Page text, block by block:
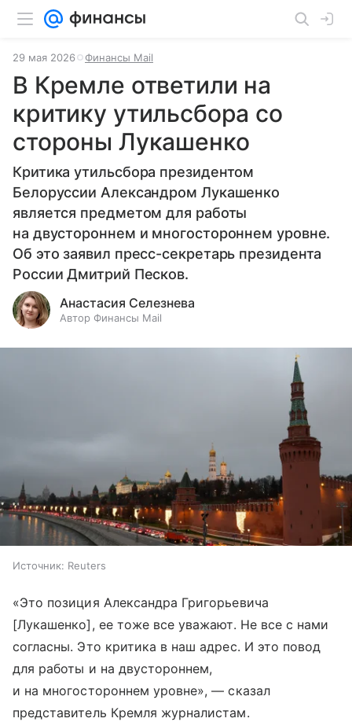
29 мая 2026 Финансы Mail
В Кремле ответили на
критику утильсбора со
стороны Лукашенко
Критика утильсбора президентом
Белоруссии Александром Лукашенко
является предметом для работы
на двустороннем и многостороннем уровне.
Об это заявил пресс-секретарь президента
России Дмитрий Песков.
Анастасия Селезнева
Автор Финансы Mail
Источник: Reuters
«Это позиция Александра Григорьевича
[Лукашенко], ее тоже все уважают. Не все с нами
согласны. Это критика в наш адрес. И это повод
для работы и на двустороннем,
и на многостороннем уровне», — сказал
представитель Кремля журналистам.